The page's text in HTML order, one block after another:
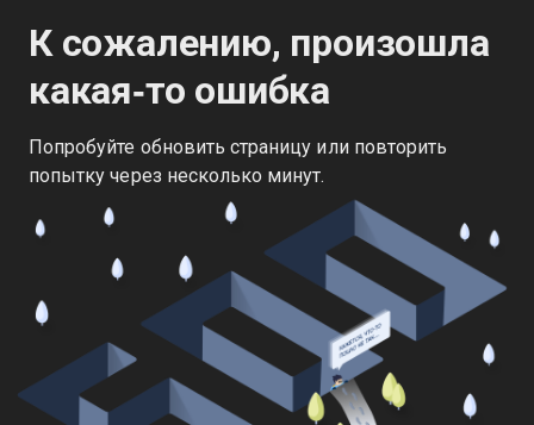
К сожалению, произошла
какая‑то ошибка
Попробуйте обновить страницу или повторить
попытку через несколько минут.